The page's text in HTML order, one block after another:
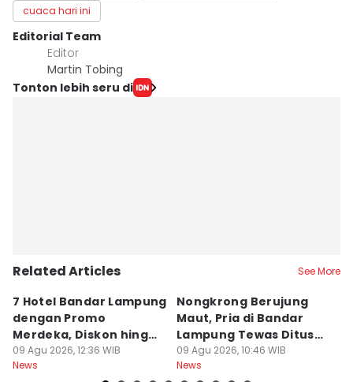
cuaca hari ini
Editorial Team
Editor
Martin Tobing
Tonton lebih seru di
Related Articles See More
7 Hotel Bandar Lampung
dengan Promo
Merdeka, Diskon hingga
50 Persen
09 Agu 2026, 12:36 WIB
News
Nongkrong Berujung
Maut, Pria di Bandar
Lampung Tewas Ditusuk
Teman
09 Agu 2026, 10:46 WIB
News